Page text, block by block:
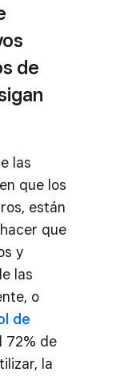
de
las
que los
están
que
y
las
o
de
72% de
la